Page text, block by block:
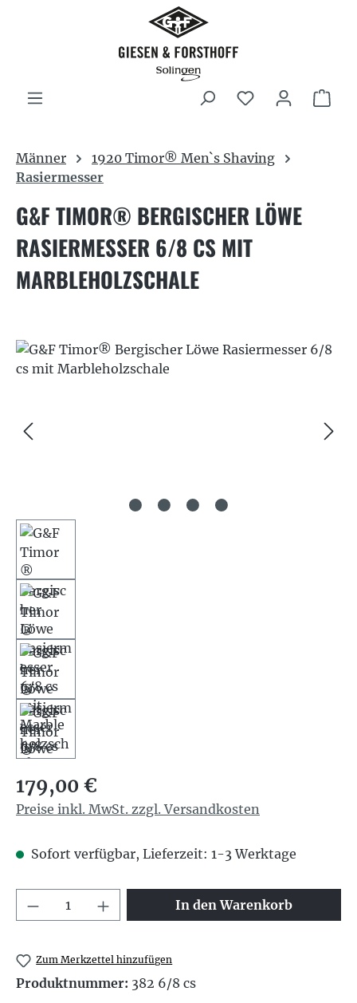
Zum Hauptinhalt springen
Männer
1920 Timor® Men`s Shaving
Rasiermesser
G&F TIMOR® BERGISCHER LÖWE
RASIERMESSER 6/8 CS MIT
MARBLEHOLZSCHALE
Bildergalerie überspringen
Regulärer Preis:
179,00 €
Preise inkl. MwSt. zzgl. Versandkosten
Sofort verfügbar, Lieferzeit: 1-3 Werktage
Produkt Anzahl: Gib denIn den Warenkorb
Zum Merkzettel hinzufügen
Produktnummer: 382 6/8 cs